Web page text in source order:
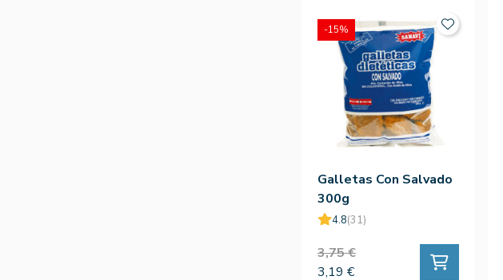
Galletas Con Salvado
300g
4.8(31)
3,75 €
3,19 €
-15%